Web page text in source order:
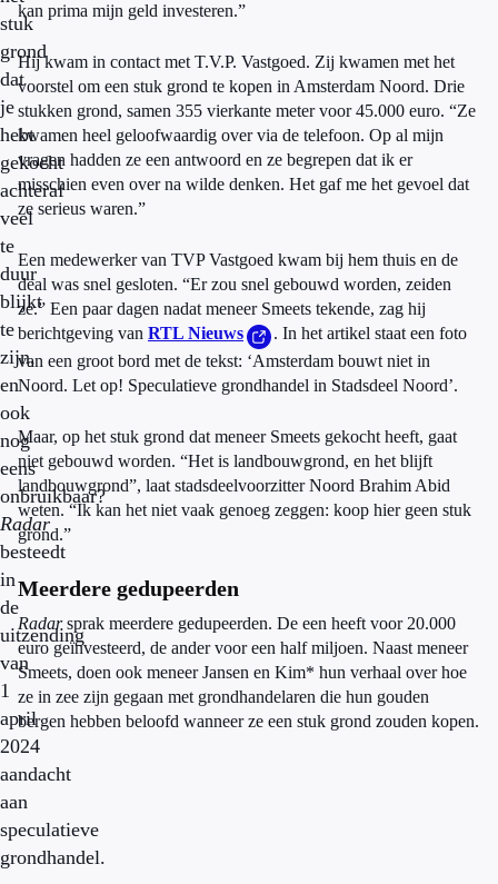
stuk
grond
dat
je
hebt
gekocht
achteraf
veel
te
duur
blijkt
te
zijn,
en
ook
nog
eens
onbruikbaar?
Radar
besteedt
in
de
uitzending
van
1
april
2024
aandacht
aan
speculatieve
grondhandel.
kan prima mijn geld investeren.”
Hij kwam in contact met T.V.P. Vastgoed. Zij kwamen met het
voorstel om een stuk grond te kopen in Amsterdam Noord. Drie
stukken grond, samen 355 vierkante meter voor 45.000 euro. “Ze
kwamen heel geloofwaardig over via de telefoon. Op al mijn
vragen hadden ze een antwoord en ze begrepen dat ik er
misschien even over na wilde denken. Het gaf me het gevoel dat
ze serieus waren.”
Een medewerker van TVP Vastgoed kwam bij hem thuis en de
deal was snel gesloten. “Er zou snel gebouwd worden, zeiden
ze.” Een paar dagen nadat meneer Smeets tekende, zag hij
berichtgeving van RTL Nieuws
. In het artikel staat een foto
van een groot bord met de tekst: ‘Amsterdam bouwt niet in
Noord. Let op! Speculatieve grondhandel in Stadsdeel Noord’.
Maar, op het stuk grond dat meneer Smeets gekocht heeft, gaat
niet gebouwd worden. “Het is landbouwgrond, en het blijft
landbouwgrond”, laat stadsdeelvoorzitter Noord Brahim Abid
weten. “Ik kan het niet vaak genoeg zeggen: koop hier geen stuk
grond.”
Meerdere gedupeerden
Radarsprak meerdere gedupeerden. De een heeft voor 20.000
euro geïnvesteerd, de ander voor een half miljoen. Naast meneer
Smeets, doen ook meneer Jansen en Kim* hun verhaal over hoe
ze in zee zijn gegaan met grondhandelaren die hun gouden
bergen hebben beloofd wanneer ze een stuk grond zouden kopen.